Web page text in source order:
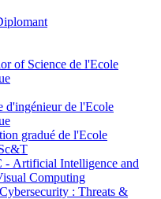
of Science de l'Ecole
d'ingénieur de l'Ecole
gradué de l'Ecole
Artificial Intelligence and
Computing
: Threats &